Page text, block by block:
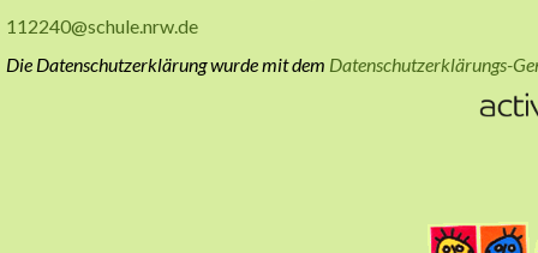
112240@schule.nrw.de
Die Datenschutzerklärung wurde mit dem Datenschutzerklärungs-